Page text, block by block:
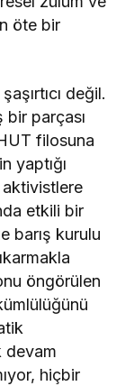
öte bir
değil.
bir parçası
filosuna
yaptığı
aktivistlere
etkili bir
barış kurulu
öngörülen
devam
hiçbir